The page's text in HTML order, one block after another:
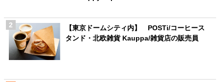
【東京ドームシティ内】 POSTi/コーヒース
タンド・北欧雑貨 Kauppa/雑貨店の販売員